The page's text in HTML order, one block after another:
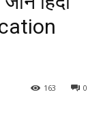
0
163